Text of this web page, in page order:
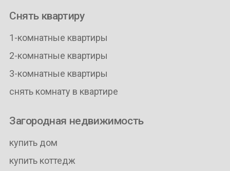
Снять квартиру
1-комнатные квартиры
2-комнатные квартиры
3-комнатные квартиры
снять комнату в квартире
Загородная недвижимость
купить дом
купить коттедж